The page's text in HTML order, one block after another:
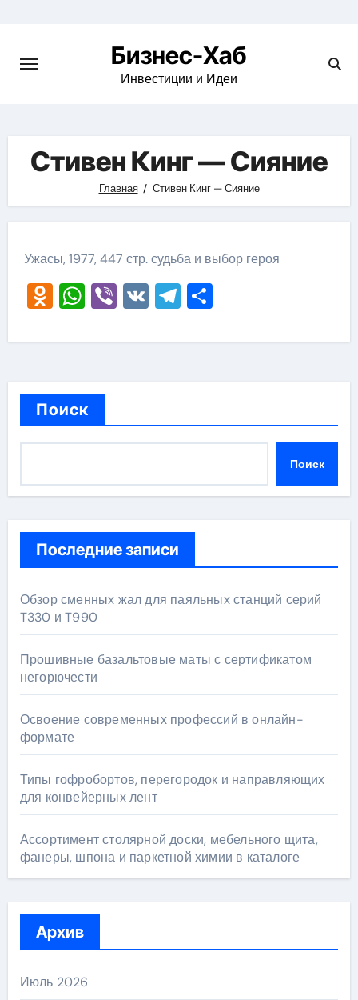
content
Бизнес-Хаб
Инвестиции и Идеи
Стивен Кинг — Сияние
Главная Стивен Кинг — Сияние
Ужасы, 1977, 447 стр. судьба и выбор героя
Odnoklassniki
WhatsApp
Viber
VKTelegram
Отправить
Поиск
Поиск
Последние записи
Обзор сменных жал для паяльных станций серий
T330 и T990
Прошивные базальтовые маты с сертификатом
негорючести
Освоение современных профессий в онлайн-
формате
Типы гофробортов, перегородок и направляющих
для конвейерных лент
Ассортимент столярной доски, мебельного щита,
фанеры, шпона и паркетной химии в каталоге
Архив
Июль 2026